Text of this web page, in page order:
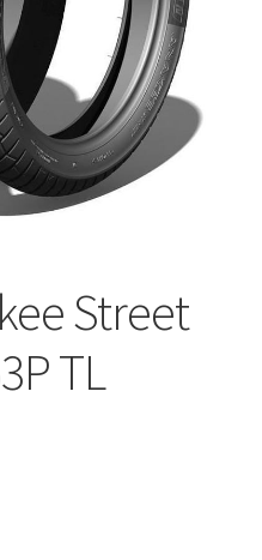
Street
TL